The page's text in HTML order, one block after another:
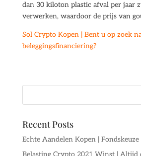
dan 30 kiloton plastic afval per jaar
verwerken, waardoor de prijs van
Sol Crypto Kopen | Bent u op zoek
beleggingsfinanciering?
Recent Posts
Echte Aandelen Kopen | Fondskeuze
Belasting Crypto 2021 Winst | Altijd